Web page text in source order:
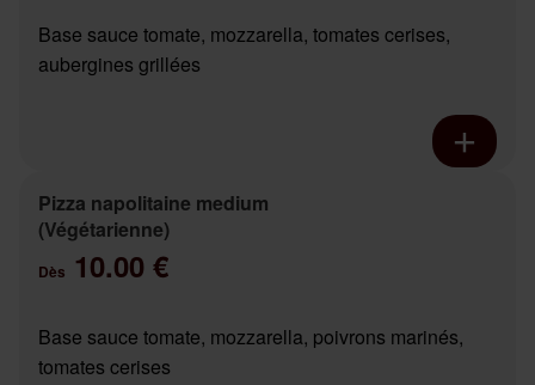
Base sauce tomate, mozzarella, tomates cerises,
aubergines grillées
Pizza napolitaine medium
(Végétarienne)
Dès 10.00 €
Base sauce tomate, mozzarella, poivrons marinés,
tomates cerises